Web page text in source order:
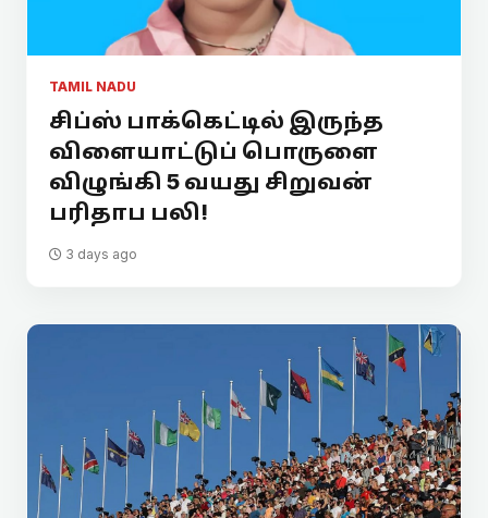
TAMIL NADU
சிப்ஸ் பாக்கெட்டில் இருந்த
விளையாட்டுப் பொருளை
விழுங்கி 5 வயது சிறுவன்
பரிதாப பலி!
3 days ago